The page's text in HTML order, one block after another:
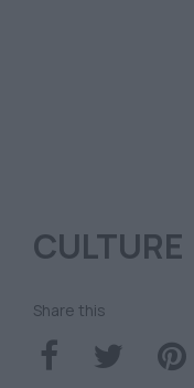
CULTURE
Share this